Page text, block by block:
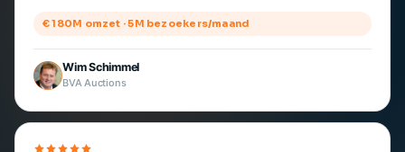
€ 180M omzet · 5M bezoekers/maand
Wim Schimmel
BVA Auctions